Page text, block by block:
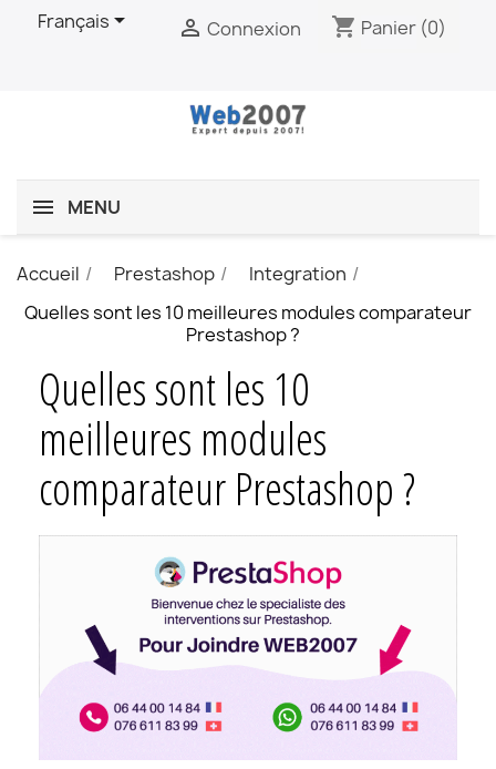
Français  Connexion shopping_cart Panier (0)
MENU
Accueil Prestashop
Integration
Quelles sont les 10 meilleures modules comparateur
Prestashop ?
Quelles sont les 10
meilleures modules
comparateur Prestashop ?